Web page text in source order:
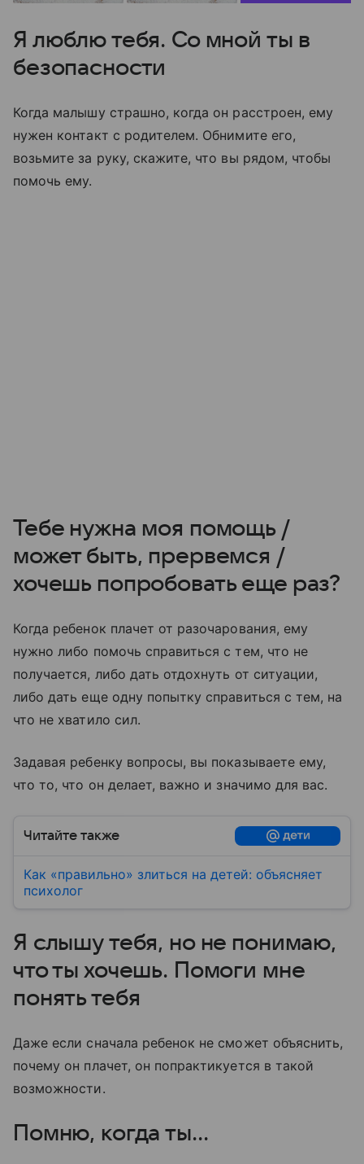
Я люблю тебя. Со мной ты в
безопасности
Когда малышу страшно, когда он расстроен, ему
нужен контакт с родителем. Обнимите его,
возьмите за руку, скажите, что вы рядом, чтобы
помочь ему.
Тебе нужна моя помощь /
может быть, прервемся /
хочешь попробовать еще раз?
Когда ребенок плачет от разочарования, ему
нужно либо помочь справиться с тем, что не
получается, либо дать отдохнуть от ситуации,
либо дать еще одну попытку справиться с тем, на
что не хватило сил.
Задавая ребенку вопросы, вы показываете ему,
что то, что он делает, важно и значимо для вас.
Читайте также
Как «правильно» злиться на детей: объясняет
психолог
Я слышу тебя, но не понимаю,
что ты хочешь. Помоги мне
понять тебя
Даже если сначала ребенок не сможет объяснить,
почему он плачет, он попрактикуется в такой
возможности.
Помню, когда ты...